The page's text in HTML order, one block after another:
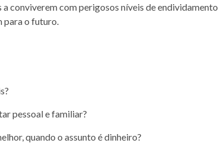
conviverem com perigosos níveis de endividamento
para o futuro.
pessoal e familiar?
quando o assunto é dinheiro?